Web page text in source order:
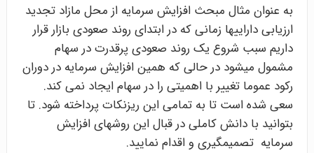
به عنوان مثال مبحث افزایش سرمایه از محل مازاد تجدید
ارزیابی دارایی­ها زمانی که در ابتدای روند صعودی بازار قرار
داریم سبب شروع یک روند صعودی پرقدرت در سهام
مشمول می­شود در حالی که همین افزایش سرمایه در دوران
رکود عموما تغییر با اهمیتی را در سهام ایجاد نمی کند.
سعی شده است تا به تمامی این ریزنکات پرداخته شود. تا
بتوانید با دانش کاملی در قبال این روش­های افزایش
سرمایه تصمیم­گیری و اقدام نمایید.